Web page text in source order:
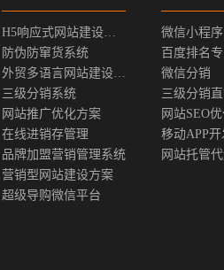
防伪防窜货系统
三级分销系统
网站推广优化方案
在线进销存管理
品牌加盟营销管理系统
营销型网站建设方案
超级导购微信平台
微信小程序
百度排名
微信分销
三级分销
网站SEO
移动APP开
网站托管